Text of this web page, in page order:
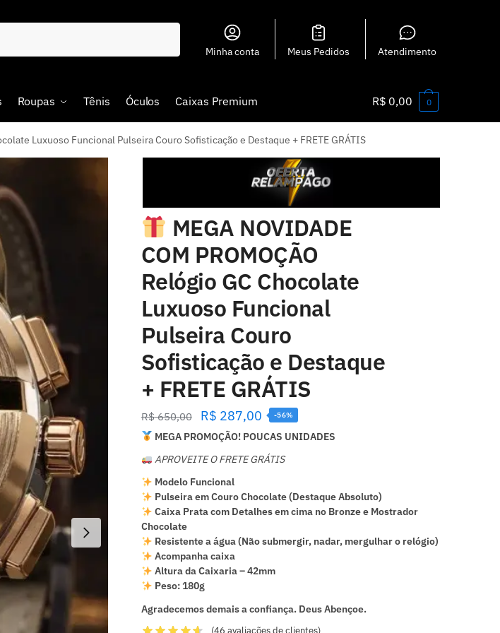
Minha conta Meus Pedidos Atendimento
Roupas Tênis Óculos Caixas Premium R$ 0,00 0
Luxuoso Funcional Pulseira Couro Sofisticação e Destaque + FRETE GRÁTIS
MEGA NOVIDADE
COM PROMOÇÃO
Relógio GC Chocolate
Luxuoso Funcional
Pulseira Couro
Sofisticação e Destaque
+ FRETE GRÁTIS
R$650,00 R$ 287,00 -56%
MEGA PROMOÇÃO! POUCAS UNIDADES
APROVEITE O FRETE GRÁTIS
Modelo Funcional
Pulseira em Couro Chocolate (Destaque Absoluto)
Caixa Prata com Detalhes em cima no Bronze e Mostrador
Chocolate
Resistente a água (Não submergir, nadar, mergulhar o relógio)
Acompanha caixa
Altura da Caixaria – 42mm
Peso: 180g
Agradecemos demais a confiança. Deus Abençoe.
(46 avaliações de clientes)